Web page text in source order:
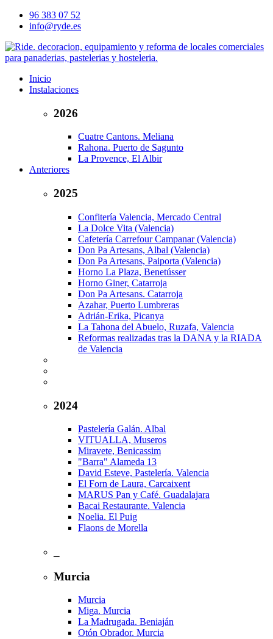
96 383 07 52
info@ryde.es
Inicio
Instalaciones
2026
Cuatre Cantons. Meliana
Rahona. Puerto de Sagunto
La Provence, El Albir
Anteriores
2025
Confitería Valencia, Mercado Central
La Dolce Vita (Valencia)
Cafetería Carrefour Campanar (Valencia)
Don Pa Artesans, Albal (Valencia)
Don Pa Artesans, Paiporta (Valencia)
Horno La Plaza, Benetússer
Horno Giner, Catarroja
Don Pa Artesans. Catarroja
Azahar, Puerto Lumbreras
Adrián-Erika, Picanya
La Tahona del Abuelo, Ruzafa, Valencia
Reformas realizadas tras la DANA y la RIADA
de Valencia
2024
Pastelería Galán. Albal
VITUALLA, Museros
Miravete, Benicassim
"Barra" Alameda 13
David Esteve, Pastelería. Valencia
El Forn de Laura, Carcaixent
MARUS Pan y Café. Guadalajara
Bacai Restaurante. Valencia
Noelia. El Puig
Flaons de Morella
Murcia
Murcia
Miga. Murcia
La Madrugada. Beniaján
Otón Obrador. Murcia